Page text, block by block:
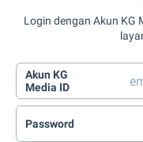
Login dengan Akun KG
Akun KG
Media ID
Password